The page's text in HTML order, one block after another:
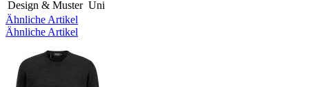
Design & Muster Uni
Ähnliche Artikel
Ähnliche Artikel